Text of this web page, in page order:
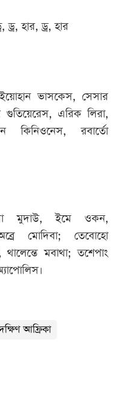
ড্র, হার, ড্র, হার
ভাসকেস, সেসার
গুতিয়েরেস, এরিক লিরা,
কিনিওনেস, রবার্তো
মুদাউ, ইমে ওকন,
মোদিবা; তেবোহো
মবাথা; তশেপাং
আফ্রিকা